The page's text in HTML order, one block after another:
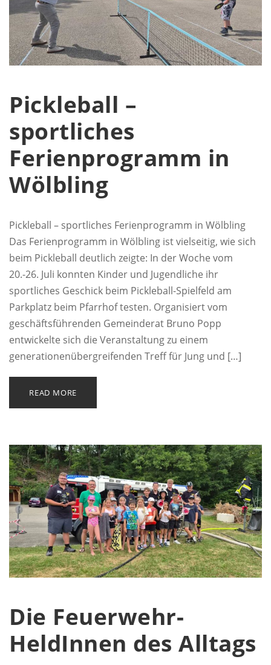
Pickleball –
sportliches
Ferienprogramm in
Wölbling
Pickleball – sportliches Ferienprogramm in Wölbling
Das Ferienprogramm in Wölbling ist vielseitig, wie sich
beim Pickleball deutlich zeigte: In der Woche vom
20.-26. Juli konnten Kinder und Jugendliche ihr
sportliches Geschick beim Pickleball-Spielfeld am
Parkplatz beim Pfarrhof testen. Organisiert vom
geschäftsführenden Gemeinderat Bruno Popp
entwickelte sich die Veranstaltung zu einem
generationenübergreifenden Treff für Jung und […]
READ MORE
Die Feuerwehr-
HeldInnen des Alltags